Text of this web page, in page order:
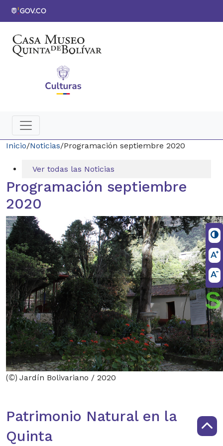
Inicio/Noticias/Programación septiembre 2020
Ver todas las Noticias
Programación septiembre
2020
(©) Jardín Bolivariano / 2020
Patrimonio Natural en la
Quinta